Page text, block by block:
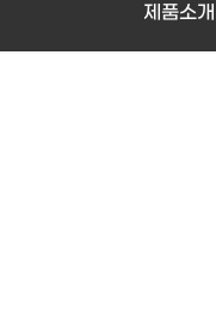
제품소개